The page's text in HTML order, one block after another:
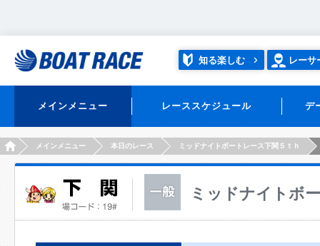
知る楽しむ レーサ
メインメニュー レーススケジュール デ
HOMEメインメニュー 本日のレース ミッドナイトボートレース下関５ｔｈ
ミッドナイトボ